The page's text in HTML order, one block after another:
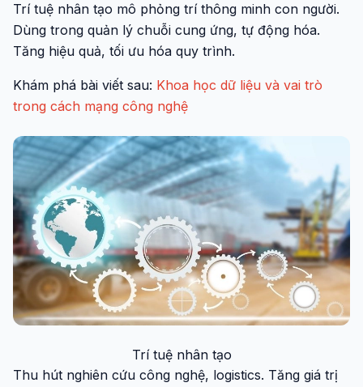
Trí tuệ nhân tạo mô phỏng trí thông minh con người.
Dùng trong quản lý chuỗi cung ứng, tự động hóa.
Tăng hiệu quả, tối ưu hóa quy trình.
Khám phá bài viết sau: Khoa học dữ liệu và vai trò
trong cách mạng công nghệ
Trí tuệ nhân tạo
Thu hút nghiên cứu công nghệ, logistics. Tăng giá trị